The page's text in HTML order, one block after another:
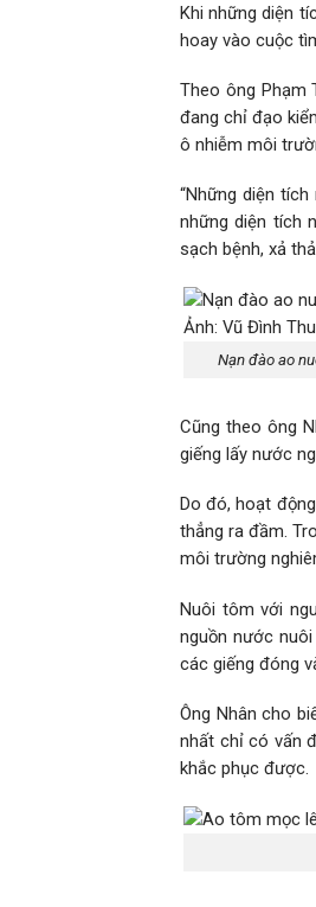
Khi những diện
hoay vào cuộc
Theo ông Phạm
đang chỉ đạo
ô nhiễm môi
“Những diện
những diện tích
sạch bệnh, xả
Nạn đào ao
Cũng theo ông
giếng lấy nước
Do đó, hoạt
thẳng ra đầm.
môi trường
Nuôi tôm với
nguồn nước
các giếng đóng
Ông Nhân cho
nhất chỉ có vấn
khắc phục được.